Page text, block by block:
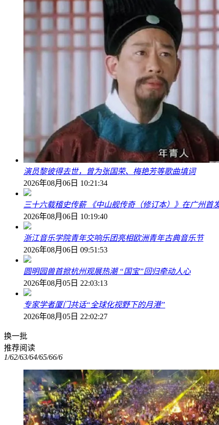
演员黎彼得去世，曾为张国荣、梅艳芳等歌曲填词
2026年08月06日 10:21:34
三十六载稽史传薪 《中山舰传奇（修订本）》在广州首
2026年08月06日 10:19:40
浙江音乐学院青年交响乐团亮相欧洲青年古典音乐节
2026年08月06日 09:51:53
圆明园兽首掀杭州观展热潮 “国宝”回归牵动人心
2026年08月05日 22:03:13
专家学者厦门共话“全球化视野下的月港”
2026年08月05日 22:02:27
换一批
推荐阅读
1/62/63/64/65/66/6